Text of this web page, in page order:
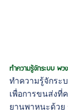
ทำความรู้จักระบบ พว
ทำความรู้จักระ
เพื่อการขนส่งที่
ยานพาหนะด้วย